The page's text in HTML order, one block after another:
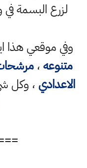
لزرع البسمة
وفي موقعي هذا
متنوعه،
الاعدادي ، وكل